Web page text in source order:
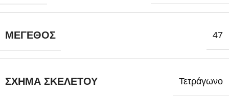
ΜΈΓΕΘΟΣ 47
ΣΧΉΜΑ ΣΚΕΛΕΤΟΎ Τετράγωνο